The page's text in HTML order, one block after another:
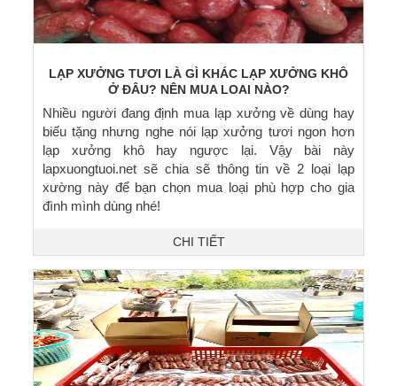
LẠP XƯỞNG TƯƠI LÀ GÌ KHÁC LẠP XƯỞNG KHÔ
Ở ĐÂU? NÊN MUA LOẠI NÀO?
Nhiều người đang định mua lạp xưởng về dùng hay
biếu tặng nhưng nghe nói lạp xưởng tươi ngon hơn
lạp xưởng khô hay ngược lại. Vậy bài này
lapxuongtuoi.net sẽ chia sẽ thông tin về 2 loại lạp
xường này để bạn chọn mua loại phù hợp cho gia
đình mình dùng nhé!
CHI TIẾT